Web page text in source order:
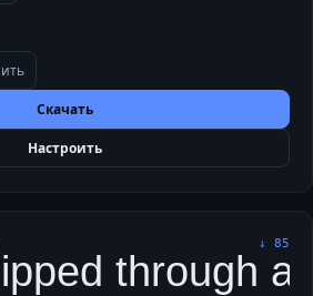
Скачать
Настроить
↓ 85
through